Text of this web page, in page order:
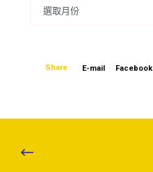
Share E-mail Facebook